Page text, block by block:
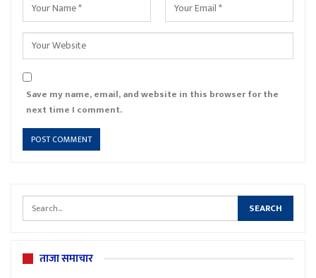
Save my name, email, and website in this browser for the
next time I comment.
ताजा समाचार